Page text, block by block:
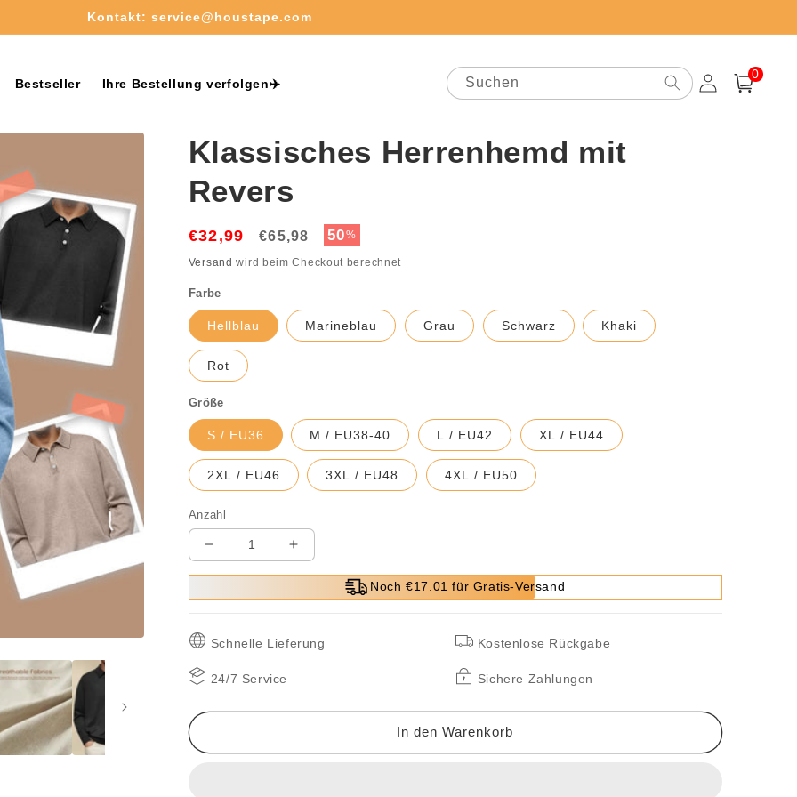
Kostenloser Versand ab 50€✈️
Bestseller Ihre Bestellung verfolgen✈️ Suchen EinloggenWarenkorb
0
Artikel
Klassisches Herrenhemd mit
Revers
€32,99
Normaler
Preis
€65,98 Verkaufspreis
50%
Versand wird beim Checkout berechnet
Farbe
Hellblau Marineblau Grau Schwarz Khaki
Rot
Größe
S / EU36 M / EU38-40 L / EU42 XL / EU44
2XL / EU46 3XL / EU48 4XL / EU50
Anzahl
Verringere
die
Herrenhemd
Revers
Erhöhe
die
Herrenhemd
Noch €17.01 für Gratis-Versand
Schnelle Lieferung Kostenlose Rückgabe
24/7 Service Sichere Zahlungen
In den Warenkorb